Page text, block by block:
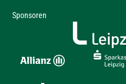
Sponsoren